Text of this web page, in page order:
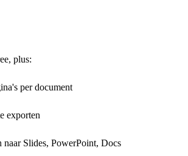
plus:
per document
exporten
naar Slides, PowerPoint, Docs